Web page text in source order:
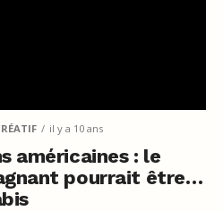
il y a 10 ans
américaines : le
pourrait être…